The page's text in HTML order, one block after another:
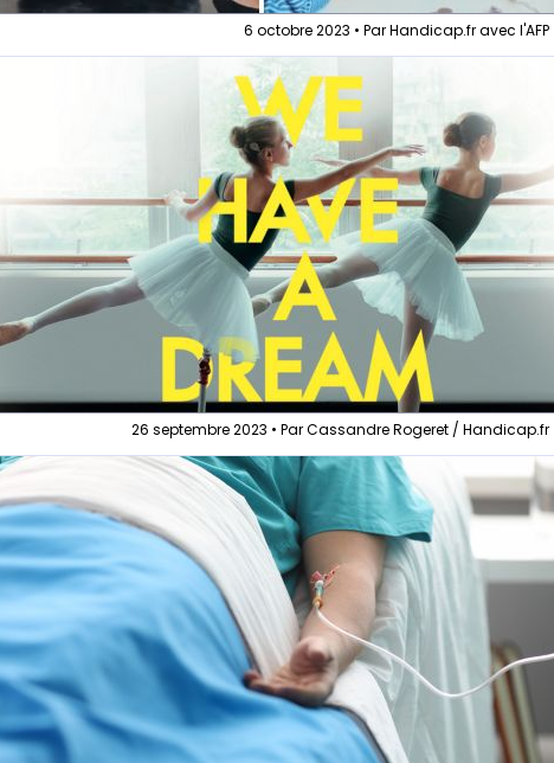
6 octobre 2023 • Par Handicap.fr avec l'AFP
26 septembre 2023 • Par Cassandre Rogeret / Handicap.fr